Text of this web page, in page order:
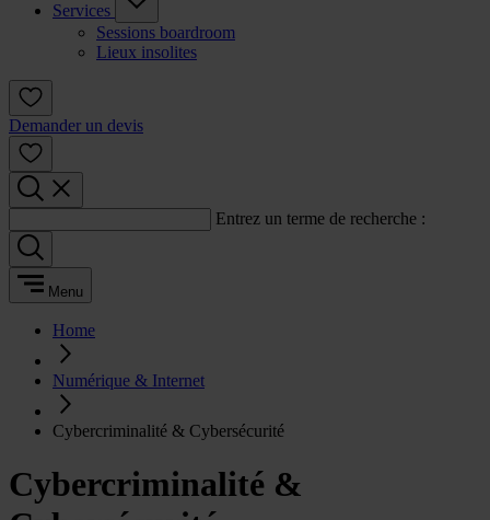
Services
Sessions boardroom
Lieux insolites
Demander un devis
Entrez un terme de recherche :
Menu
Home
Numérique & Internet
Cybercriminalité & Cybersécurité
Cybercriminalité &